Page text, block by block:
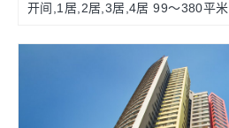
开间,1居,2居,3居,4居 99～380平米